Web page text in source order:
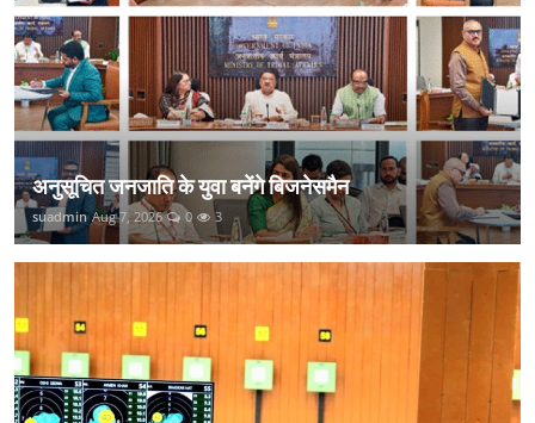
अनुसूचित जनजाति के युवा बनेंगे बिजनेसमैन
suadmin Aug 7, 2026 0 3